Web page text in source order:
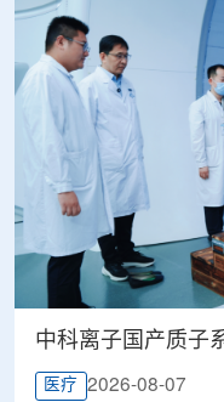
中科离子国产质子
医疗 2026-08-07